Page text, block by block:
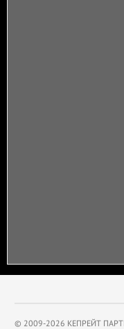
© 2009-2026 КЕПРЕЙТ